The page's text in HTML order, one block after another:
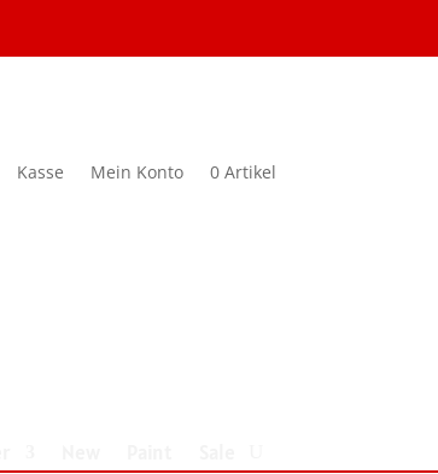
Kasse Mein Konto 0 Artikel